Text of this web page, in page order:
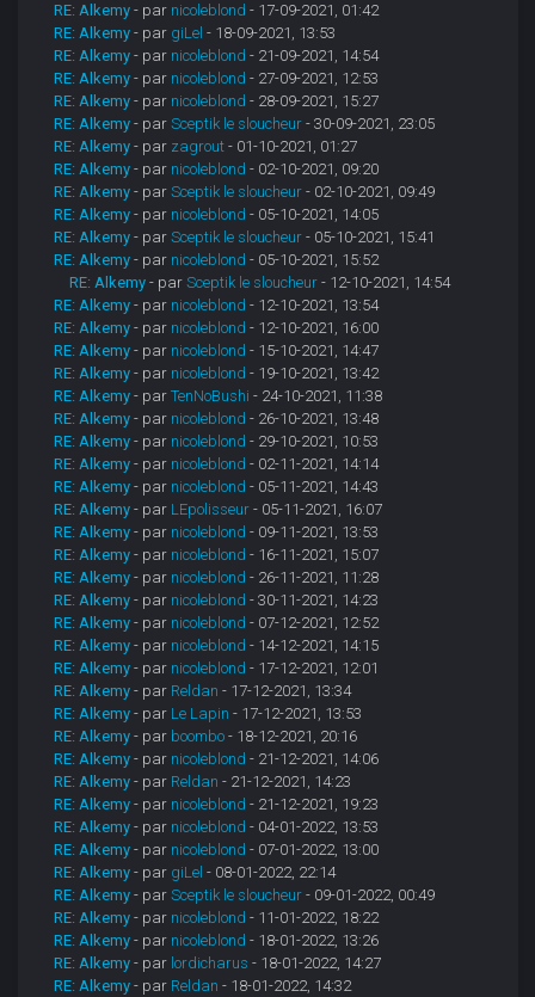
RE: Alkemy - par nicoleblond - 17-09-2021, 01:42
RE: Alkemy - par giLel - 18-09-2021, 13:53
RE: Alkemy - par nicoleblond - 21-09-2021, 14:54
RE: Alkemy - par nicoleblond - 27-09-2021, 12:53
RE: Alkemy - par nicoleblond - 28-09-2021, 15:27
RE: Alkemy - parSceptik le sloucheur - 30-09-2021, 23:05
RE: Alkemy - par zagrout - 01-10-2021, 01:27
RE: Alkemy - par nicoleblond - 02-10-2021, 09:20
RE: Alkemy - parSceptik le sloucheur - 02-10-2021, 09:49
RE: Alkemy - par nicoleblond - 05-10-2021, 14:05
RE: Alkemy - parSceptik le sloucheur - 05-10-2021, 15:41
RE: Alkemy - par nicoleblond - 05-10-2021, 15:52
RE: Alkemy - parSceptik le sloucheur - 12-10-2021, 14:54
RE: Alkemy - par nicoleblond - 12-10-2021, 13:54
RE: Alkemy - par nicoleblond - 12-10-2021, 16:00
RE: Alkemy - par nicoleblond - 15-10-2021, 14:47
RE: Alkemy - par nicoleblond - 19-10-2021, 13:42
RE: Alkemy - parTenNoBushi - 24-10-2021, 11:38
RE: Alkemy - par nicoleblond - 26-10-2021, 13:48
RE: Alkemy - par nicoleblond - 29-10-2021, 10:53
RE: Alkemy - par nicoleblond - 02-11-2021, 14:14
RE: Alkemy - par nicoleblond - 05-11-2021, 14:43
RE: Alkemy - par LEpolisseur - 05-11-2021, 16:07
RE: Alkemy - par nicoleblond - 09-11-2021, 13:53
RE: Alkemy - par nicoleblond - 16-11-2021, 15:07
RE: Alkemy - par nicoleblond - 26-11-2021, 11:28
RE: Alkemy - par nicoleblond - 30-11-2021, 14:23
RE: Alkemy - par nicoleblond - 07-12-2021, 12:52
RE: Alkemy - par nicoleblond - 14-12-2021, 14:15
RE: Alkemy - par nicoleblond - 17-12-2021, 12:01
RE: Alkemy - par Reldan - 17-12-2021, 13:34
RE: Alkemy - par Le Lapin - 17-12-2021, 13:53
RE: Alkemy - par boombo - 18-12-2021, 20:16
RE: Alkemy - par nicoleblond - 21-12-2021, 14:06
RE: Alkemy - par Reldan - 21-12-2021, 14:23
RE: Alkemy - par nicoleblond - 21-12-2021, 19:23
RE: Alkemy - par nicoleblond - 04-01-2022, 13:53
RE: Alkemy - par nicoleblond - 07-01-2022, 13:00
RE: Alkemy - par giLel - 08-01-2022, 22:14
RE: Alkemy - parSceptik le sloucheur - 09-01-2022, 00:49
RE: Alkemy - par nicoleblond - 11-01-2022, 18:22
RE: Alkemy - par nicoleblond - 18-01-2022, 13:26
RE: Alkemy - par lordicharus - 18-01-2022, 14:27
RE: Alkemy - par Reldan - 18-01-2022, 14:32